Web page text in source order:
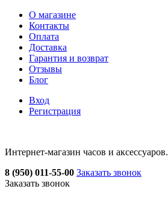
О магазине
Контакты
Оплата
Доставка
Гарантия и возврат
Отзывы
Блог
Вход
Регистрация
Интернет-магазин часов и аксессуаров.
8 (950) 011-55-00 Заказать звонок
Заказать звонок